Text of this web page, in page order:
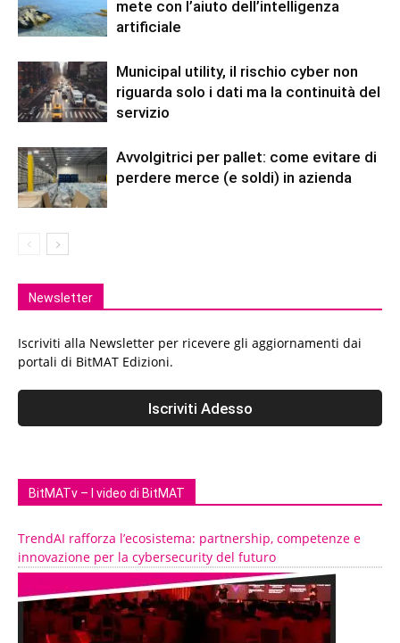
mete con l’aiuto dell’intelligenza
artificiale
Municipal utility, il rischio cyber non
riguarda solo i dati ma la continuità del
servizio
Avvolgitrici per pallet: come evitare di
perdere merce (e soldi) in azienda
Newsletter
Iscriviti alla Newsletter per ricevere gli aggiornamenti dai
portali di BitMAT Edizioni.
BitMATv – I video di BitMAT
TrendAI rafforza l’ecosistema: partnership, competenze e
innovazione per la cybersecurity del futuro